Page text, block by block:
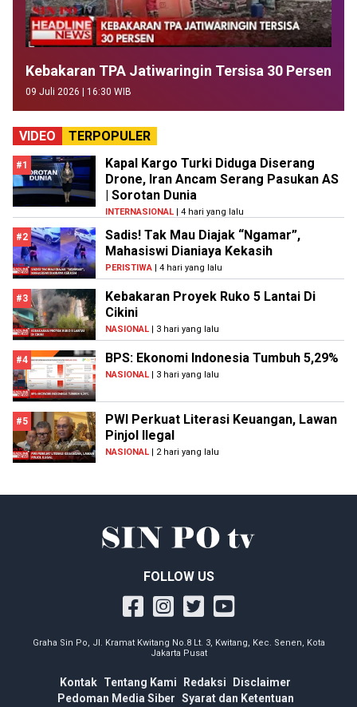
Kebakaran TPA Jatiwaringin Tersisa 30 Persen
09 Juli 2026 | 16:30 WIB
VIDEO TERPOPULER
#1
Kapal Kargo Turki Diduga Diserang
Drone, Iran Ancam Serang Pasukan AS
| Sorotan Dunia
INTERNASIONAL | 4 hari yang lalu
#2
Sadis! Tak Mau Diajak “Ngamar”,
Mahasiswi Dianiaya Kekasih
PERISTIWA | 4 hari yang lalu
#3
Kebakaran Proyek Ruko 5 Lantai Di
Cikini
NASIONAL | 3 hari yang lalu
#4 BPS: Ekonomi Indonesia Tumbuh 5,29%
NASIONAL | 3 hari yang lalu
#5
PWI Perkuat Literasi Keuangan, Lawan
Pinjol Ilegal
NASIONAL | 2 hari yang lalu
FOLLOW US
Graha Sin Po, Jl. Kramat Kwitang No.8 Lt. 3, Kwitang, Kec. Senen, Kota
Jakarta Pusat
Kontak Tentang Kami Redaksi
Disclaimer
Pedoman Media Siber Syarat dan Ketentuan